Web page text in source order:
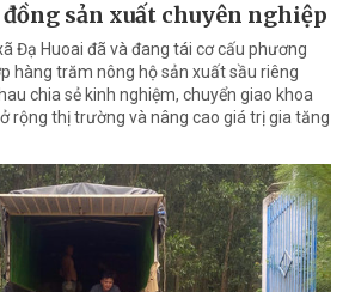
sản xuất chuyên nghiệp
Đạ Huoai đã và đang tái cơ cấu phương
hàng trăm nông hộ sản xuất sầu riêng
chia sẻ kinh nghiệm, chuyển giao khoa
rộng thị trường và nâng cao giá trị gia tăng